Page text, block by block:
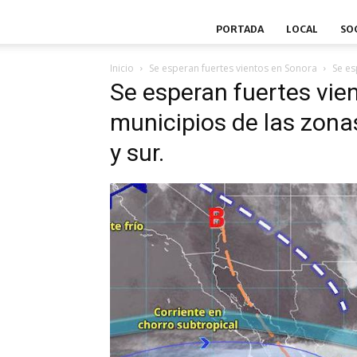
PORTADA LOCAL
Inicio Se esperan fuertes vientos en Sonora Se
Se esperan fuertes
municipios de las
y sur.